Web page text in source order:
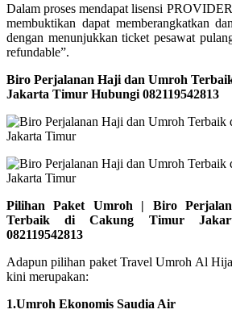
Dalam proses mendapat lisensi
membuktikan dapat memberangkatkan
dengan menunjukkan ticket pesawat
refundable”.
Biro Perjalanan Haji dan Umroh
Jakarta Timur Hubungi 082119542813
Pilihan Paket Umroh | Biro
Terbaik di Cakung Timur
082119542813
Adapun pilihan paket Travel Umroh Al
kini merupakan:
1.Umroh Ekonomis Saudia Air